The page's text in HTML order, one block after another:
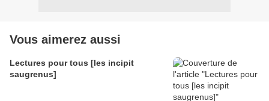
Vous aimerez aussi
Lectures pour tous [les incipit
saugrenus]